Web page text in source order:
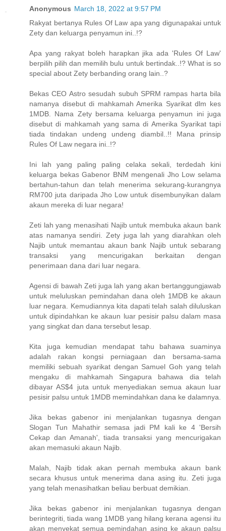
Anonymous March 18, 2022 at 9:57 PM
Rakyat bertanya Rules Of Law apa yang digunapakai untuk
Zety dan keluarga penyamun ini..!?
Apa yang rakyat boleh harapkan jika ada 'Rules Of Law'
berpilih pilih dan memilih bulu untuk bertindak..!? What is so
special about Zety berbanding orang lain..?
Bekas CEO Astro sesudah subuh SPRM rampas harta bila
namanya disebut di mahkamah Amerika Syarikat dlm kes
1MDB. Nama Zety bersama keluarga penyamun ini juga
disebut di mahkamah yang sama di Amerika Syarikat tapi
tiada tindakan undeng undeng diambil..!! Mana prinsip
Rules Of Law negara ini..!?
Ini lah yang paling paling celaka sekali, terdedah kini
keluarga bekas Gabenor BNM mengenali Jho Low selama
bertahun-tahun dan telah menerima sekurang-kurangnya
RM700 juta daripada Jho Low untuk disembunyikan dalam
akaun mereka di luar negara!
Zeti lah yang menasihati Najib untuk membuka akaun bank
atas namanya sendiri. Zety juga lah yang diarahkan oleh
Najib untuk memantau akaun bank Najib untuk sebarang
transaksi yang mencurigakan berkaitan dengan
penerimaan dana dari luar negara.
Agensi di bawah Zeti juga lah yang akan bertanggungjawab
untuk meluluskan pemindahan dana oleh 1MDB ke akaun
luar negara. Kemudiannya kita dapati telah salah diluluskan
untuk dipindahkan ke akaun luar pesisir palsu dalam masa
yang singkat dan dana tersebut lesap.
Kita juga kemudian mendapat tahu bahawa suaminya
adalah rakan kongsi perniagaan dan bersama-sama
memiliki sebuah syarikat dengan Samuel Goh yang telah
mengaku di mahkamah Singapura bahawa dia telah
dibayar AS$4 juta untuk menyediakan semua akaun luar
pesisir palsu untuk 1MDB memindahkan dana ke dalamnya.
Jika bekas gabenor ini menjalankan tugasnya dengan
Slogan Tun Mahathir semasa jadi PM kali ke 4 'Bersih
Cekap dan Amanah', tiada transaksi yang mencurigakan
akan memasuki akaun Najib.
Malah, Najib tidak akan pernah membuka akaun bank
secara khusus untuk menerima dana asing itu. Zeti juga
yang telah menasihatkan beliau berbuat demikian.
Jika bekas gabenor ini menjalankan tugasnya dengan
berintegriti, tiada wang 1MDB yang hilang kerana agensi itu
akan menyekat semua pemindahan asing ke akaun palsu